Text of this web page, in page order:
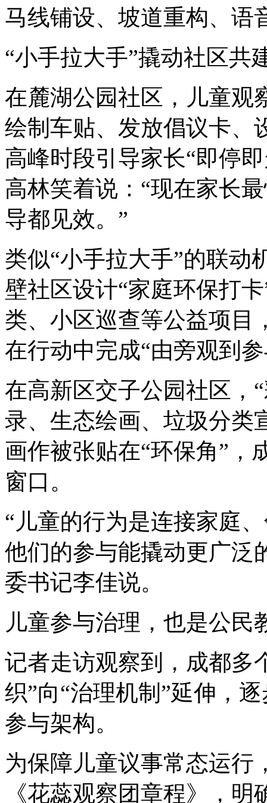
马线铺设、坡道重构、语
“小手拉大手”撬动社区共
在麓湖公园社区，儿童观
绘制车贴、发放倡议卡、
高峰时段引导家长“即停
高林笑着说：“现在家长
导都见效。”
类似“小手拉大手”的联动
壁社区设计“家庭环保打
类、小区巡查等公益项目
在行动中完成“由旁观到
在高新区交子公园社区，
录、生态绘画、垃圾分类
画作被张贴在“环保角”，
窗口。
“儿童的行为是连接家庭
他们的参与能撬动更广泛
委书记李佳说。
儿童参与治理，也是公民
记者走访观察到，成都多
织”向“治理机制”延伸，
参与架构。
为保障儿童议事常态运行
《花蕊观察团章程》，